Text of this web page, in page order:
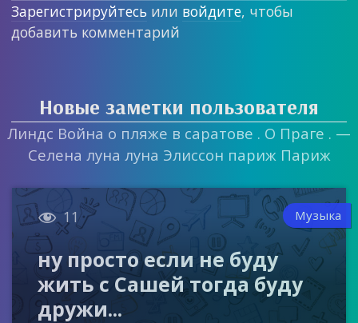
Зарегистрируйтесь или войдите, чтобы
добавить комментарий
Новые заметки пользователя
Линдс Война о пляже в саратове . О Праге . —
Селена луна луна Элиссон париж Париж
 11 Музыка
ну просто если не буду
жить с Сашей тогда буду
дружи...